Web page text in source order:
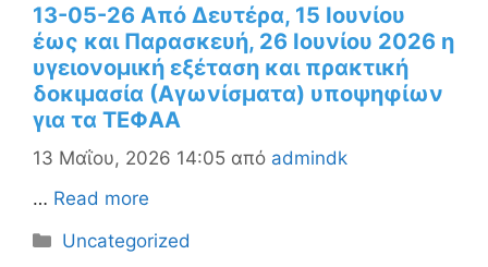
13-05-26 Από Δευτέρα, 15 Ιουνίου
έως και Παρασκευή, 26 Ιουνίου 2026 η
υγειονομική εξέταση και πρακτική
δοκιμασία (Αγωνίσματα) υποψηφίων
για τα ΤΕΦΑΑ
13 Μαΐου, 2026 14:05 από admindk
… Read more
Κατηγορίες
Uncategorized